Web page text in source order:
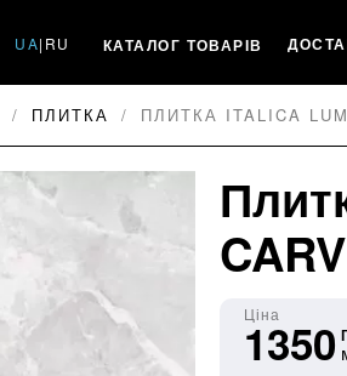
UA| RU КАТАЛОГ ТОВАРІВ
ПЛИТКА ПЛИТКА ITALICA
Ціна
1350